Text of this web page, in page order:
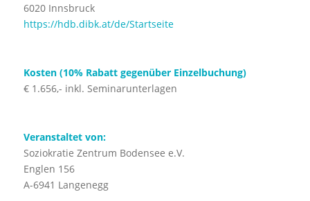
6020 Innsbruck
https://hdb.dibk.at/de/Startseite
Kosten (10% Rabatt gegenüber Einzelbuchung)
€ 1.656,- inkl. Seminarunterlagen
Veranstaltet von:
Soziokratie Zentrum Bodensee e.V.
Englen 156
A-6941 Langenegg